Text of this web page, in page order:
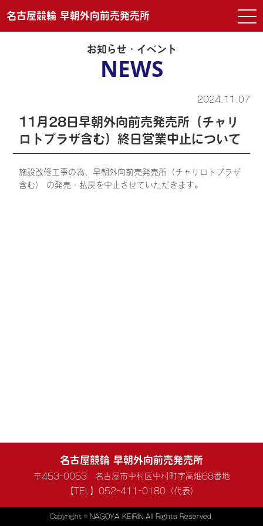
名古屋競輪 早朝外向前売発売所
お知らせ・イベント
NEWS
2024.11.07
11月28日早朝外向前売発売所（チャリ
ロトプラザ含む）終日営業中止について
施設改修工事の為、早朝外向前売発売所（チャリロトプラザ
含む） の発売・払戻を中止させていただきます。
名古屋競輪 早朝外向前売発売所
〒453-0053 名古屋市中村区中村町字高畑68番地
【TEL】052-411-0180（代表）
Copyright © NAGOYA KEIRIN All Rights Reserved.